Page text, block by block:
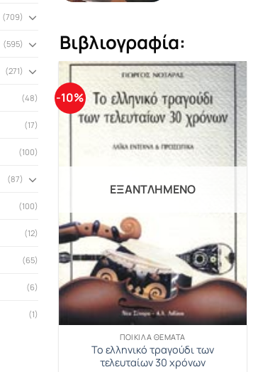
(709)
(595)
(271)
(48)
(17)
(100)
(87)
(100)
(12)
(65)
(6)
(1)
Βιβλιογραφία:
-10%
ΕΞΑΝΤΛΗΜΈΝΟ
ΠΟΙΚΊΛΑ ΘΈΜΑΤΑ
Το ελληνικό τραγούδι των
τελευταίων 30 χρόνων